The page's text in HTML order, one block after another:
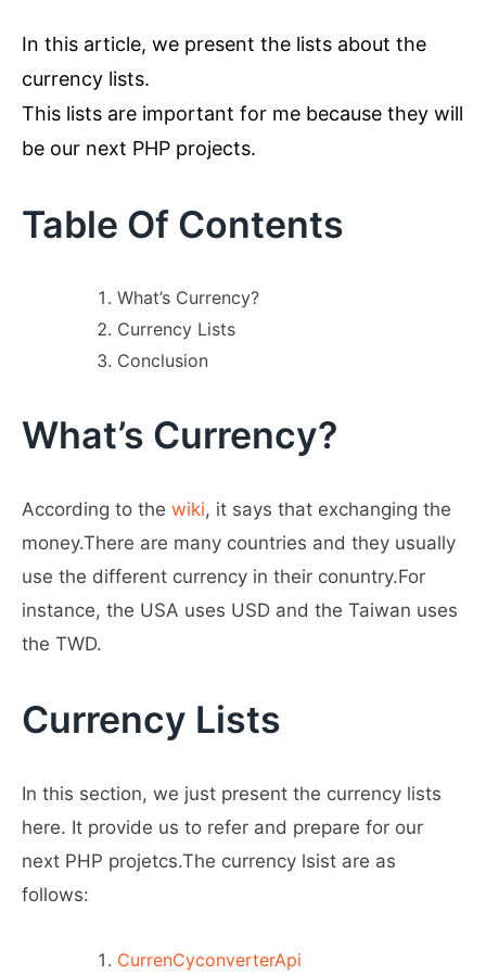
In this article, we present the lists about the
currency lists.
This lists are important for me because they will
be our next PHP projects.
Table Of Contents
What’s Currency?
Currency Lists
Conclusion
What’s Currency?
According to the wiki, it says that exchanging the
money.There are many countries and they usually
use the different currency in their conuntry.For
instance, the USA uses USD and the Taiwan uses
the TWD.
Currency Lists
In this section, we just present the currency lists
here. It provide us to refer and prepare for our
next PHP projetcs.The currency lsist are as
follows:
CurrenCyconverterApi